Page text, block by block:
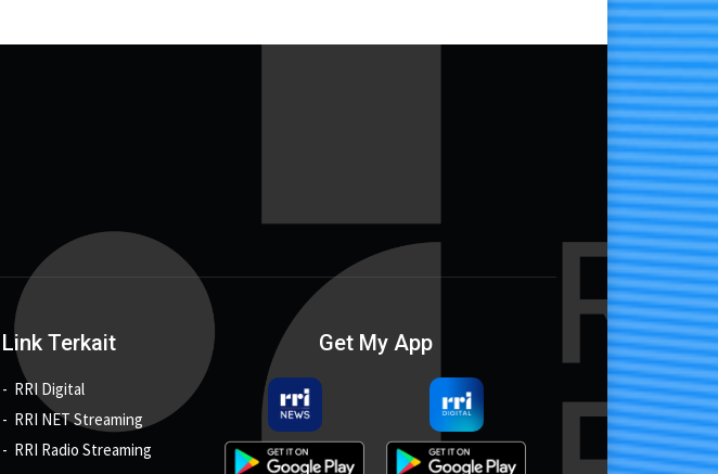
Link Terkait
RRI Digital
RRI NET Streaming
RRI Radio Streaming
Get My App